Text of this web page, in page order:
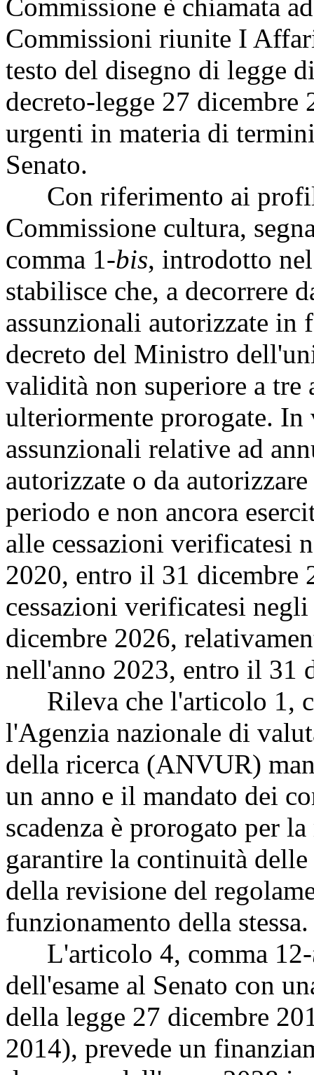
Commissione è chiamata
Commissioni riunite I
testo del disegno di legge
decreto-legge 27
urgenti in materia di
Senato.
Con riferimento ai
Commissione cultura,
comma 1-bis, introdotto
stabilisce che, a decorrere
assunzionali autorizzate in
decreto del Ministro
validità non superiore a tre
ulteriormente prorogate.
assunzionali relative ad
autorizzate o da
periodo e non ancora
alle cessazioni verificatesi
2020, entro il 31 dicembre
cessazioni verificatesi
dicembre 2026,
nell'anno 2023, entro il 31
Rileva che l'articolo 1,
l'Agenzia nazionale di
della ricerca (ANVUR)
un anno e il mandato dei
scadenza è prorogato per
garantire la continuità
della revisione del
funzionamento della stessa.
L'articolo 4, comma 12-
dell'esame al Senato con
della legge 27 dicembre
2014), prevede un